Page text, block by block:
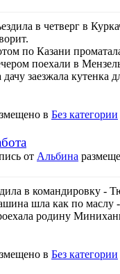
в четверг в
по Казани
поехали в
заезжала кутенка
в Без категории
от Альбина
в командировку -
шла как по маслу
родину
в Без категории